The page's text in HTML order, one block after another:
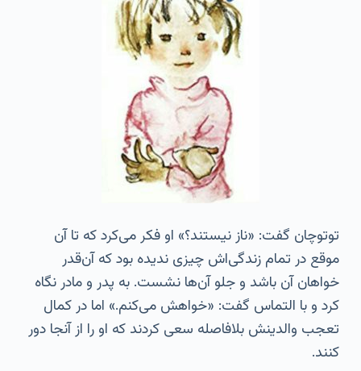
توتوچان گفت: «ناز نیستند؟» او فکر می‌کرد که تا آن
موقع در تمام زندگی‌اش چیزی ندیده بود که آن‌قدر
خواهان آن باشد و جلو آن‌ها نشست. به پدر و مادر نگاه
کرد و با التماس گفت: «خواهش می‌کنم.» اما در کمال
تعجب والدینش بلافاصله سعی کردند که او را از آنجا دور
کنند.